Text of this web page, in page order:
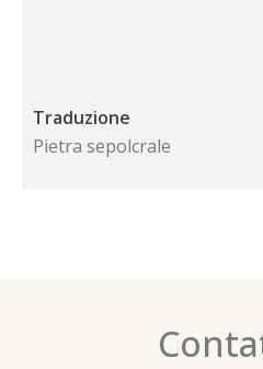
Traduzione
Pietra sepolcrale